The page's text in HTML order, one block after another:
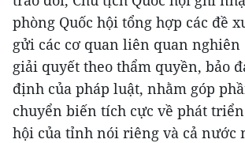
phòng Quốc hội tổng hợp các đề
gửi các cơ quan liên quan nghiên
giải quyết theo thẩm quyền, bảo
định của pháp luật, nhằm góp
chuyển biến tích cực về phát
hội của tỉnh nói riêng và cả nước